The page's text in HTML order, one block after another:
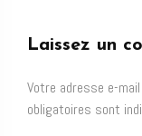
Laissez un
Votre adresse e-
obligatoires sont